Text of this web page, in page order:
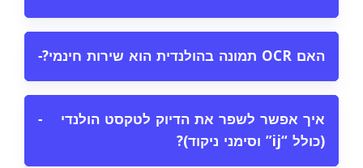
האם OCR תמונה בהולנדית הוא שירות חינמי? −
איך אפשר לשפר את הדיוק לטקסט הולנדי
(כולל “ij” וסימני ניקוד)?
−